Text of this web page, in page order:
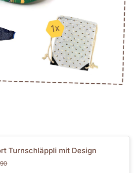
Turnschläppli mit Design